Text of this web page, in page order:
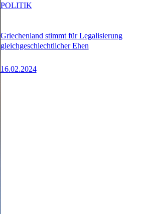
Griechenland stimmt für Legalisierung
gleichgeschlechtlicher Ehen
16.02.2024
POLITIK